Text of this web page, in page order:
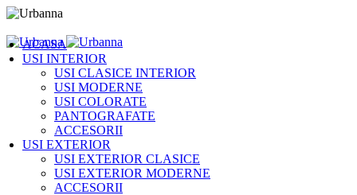
ACASA
USI INTERIOR
USI CLASICE INTERIOR
USI MODERNE
USI COLORATE
PANTOGRAFATE
ACCESORII
USI EXTERIOR
USI EXTERIOR CLASICE
USI EXTERIOR MODERNE
ACCESORII